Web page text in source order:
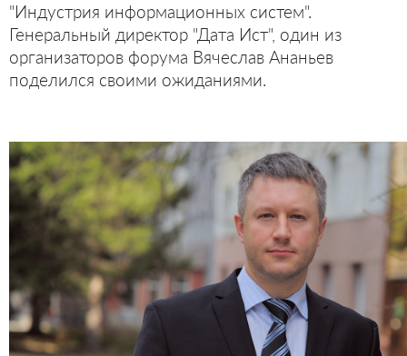
"Индустрия информационных систем".
Генеральный директор "Дата Ист", один из
организаторов форума Вячеслав Ананьев
поделился своими ожиданиями.